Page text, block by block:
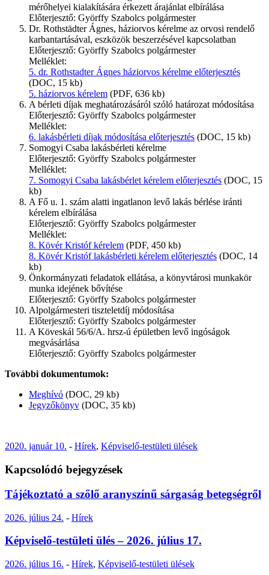
mérőhelyei kialakítására érkezett árajánlat elbírálása
Előterjesztő: Györffy Szabolcs polgármester
Dr. Rothstädter Ágnes, háziorvos kérelme az orvosi rendelő
karbantartásával, eszközök beszerzésével kapcsolatban
Előterjesztő: Györffy Szabolcs polgármester
Melléklet:
5. dr. Rothstadter Ágnes háziorvos kérelme előterjesztés
(DOC, 15 kb)
5. háziorvos kérelem (PDF, 636 kb)
A bérleti díjak meghatározásáról szóló határozat módosítása
Előterjesztő: Györffy Szabolcs polgármester
Melléklet:
6. lakásbérleti díjak módosítása előterjesztés (DOC, 15 kb)
Somogyi Csaba lakásbérleti kérelme
Előterjesztő: Györffy Szabolcs polgármester
Melléklet:
7. Somogyi Csaba lakásbérlet kérelem előterjesztés (DOC, 15
kb)
A Fő u. 1. szám alatti ingatlanon levő lakás bérlése iránti
kérelem elbírálása
Előterjesztő: Györffy Szabolcs polgármester
Melléklet:
8. Kövér Kristóf kérelem (PDF, 450 kb)
8. Kövér Kristóf lakásbérleti kérelem előterjesztés (DOC, 14
kb)
Önkormányzati feladatok ellátása, a könyvtárosi munkakör
munka idejének bővítése
Előterjesztő: Györffy Szabolcs polgármester
Alpolgármesteri tiszteletdíj módosítása
Előterjesztő: Györffy Szabolcs polgármester
A Köveskál 56/6/A. hrsz-ú épületben levő ingóságok
megvásárlása
Előterjesztő: Györffy Szabolcs polgármester
További dokumentumok:
Meghívó (DOC, 29 kb)
Jegyzőkönyv (DOC, 35 kb)
2020. január 10. - Hírek, Képviselő-testületi ülések
Kapcsolódó bejegyzések
Tájékoztató a szőlő aranyszínű sárgaság betegségről
2026. július 24. - Hírek
Képviselő-testületi ülés – 2026. július 17.
2026. július 16. - Hírek, Képviselő-testületi ülések